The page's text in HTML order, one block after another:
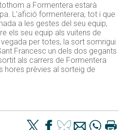
a Formentera estarà
L’afició formenterera, tot i que
a les gestes del seu equip,
els seu equip als vuitens de
vegada per totes, la sort somrigui
Francesc un dels dos gegants
als carrers de Formentera
hores prèvies al sorteig de